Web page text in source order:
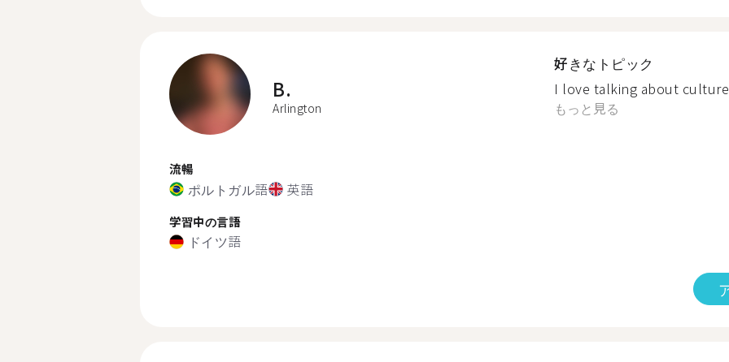
B.
Arlington
流暢
ポルトガル語 英語
学習中の言語
ドイツ語
好きなトピック
I love talking about
もっと見る